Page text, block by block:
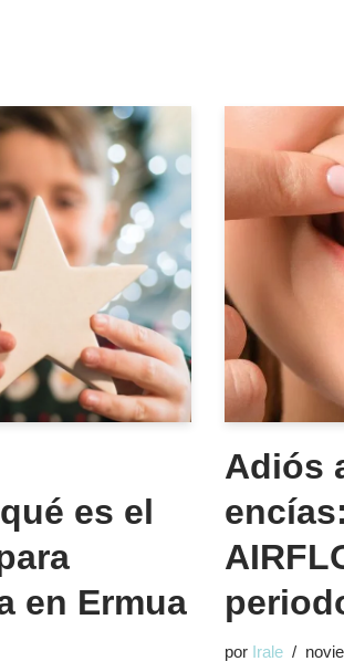
es el
en Ermua
Adiós
por Irale